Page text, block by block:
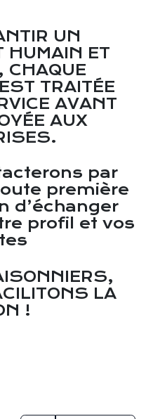
UN
HUMAIN ET
CHAQUE
TRAITÉE
AVANT
AUX
par
première
d’échanger
profil et vos
LA
!